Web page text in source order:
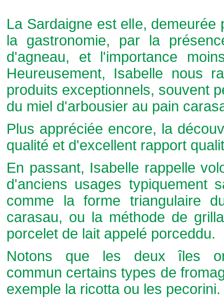
La Sardaigne est elle,
la gastronomie, par la
d'agneau, et l'importance
Heureusement, Isabelle nous
produits exceptionnels, souvent
du miel d'arbousier au pain
Plus appréciée encore, la
qualité et d'excellent rapport
En passant, Isabelle rappelle
d'anciens usages typiquement
comme la forme triangulaire
carasau, ou la méthode de
porcelet de lait appelé porceddu.
Notons que les deux îles
commun certains types de
exemple la ricotta ou les pecorini.